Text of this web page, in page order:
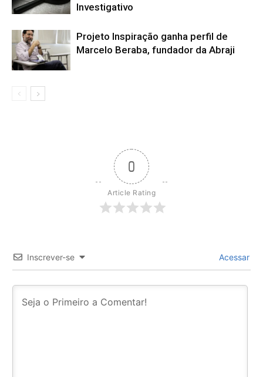
Investigativo
Projeto Inspiração ganha perfil de
Marcelo Beraba, fundador da Abraji
0
Article Rating
Inscrever-se Acessar